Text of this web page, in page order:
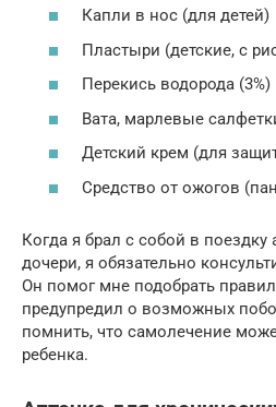
Капли в нос (для детей)
Пластыри (детские, с
Перекись водорода (3%)
Вата, марлевые
Детский крем (для
Средство от ожогов
Когда я брал с собой в поездку
дочери, я обязательно
Он помог мне подобрать
предупредил о возможных
помнить, что самолечение
ребенка.